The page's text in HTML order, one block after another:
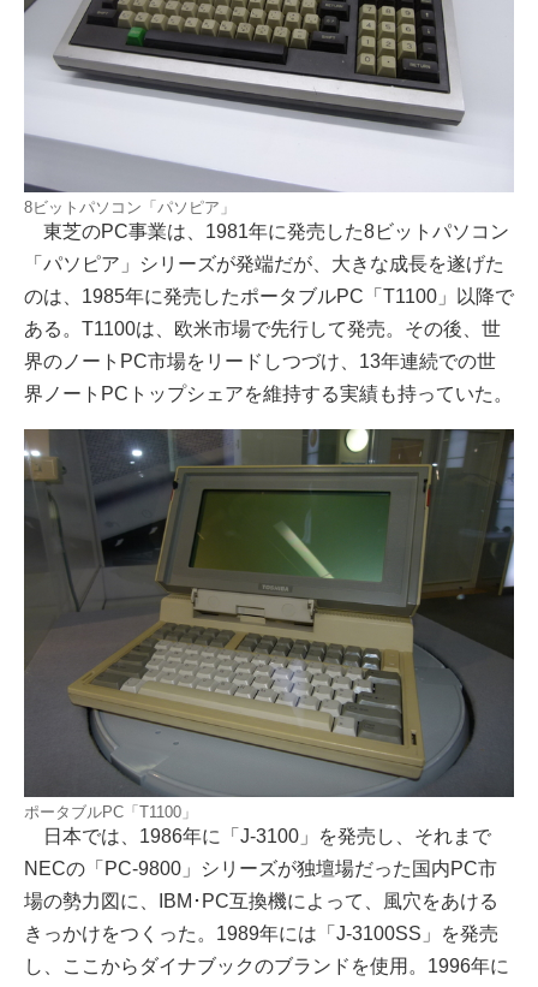
8ビットパソコン「パソピア」
東芝のPC事業は、1981年に発売した8ビットパソコン
「パソピア」シリーズが発端だが、大きな成長を遂げた
のは、1985年に発売したポータブルPC「T1100」以降で
ある。T1100は、欧米市場で先行して発売。その後、世
界のノートPC市場をリードしつづけ、13年連続での世
界ノートPCトップシェアを維持する実績も持っていた。
ポータブルPC「T1100」
日本では、1986年に「J-3100」を発売し、それまで
NECの「PC-9800」シリーズが独壇場だった国内PC市
場の勢力図に、IBM･PC互換機によって、風穴をあける
きっかけをつくった。1989年には「J-3100SS」を発売
し、ここからダイナブックのブランドを使用。1996年に